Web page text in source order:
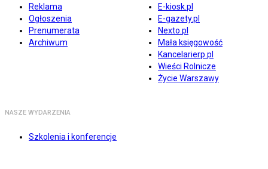
Reklama
Ogłoszenia
Prenumerata
Archiwum
E-kiosk.pl
E-gazety.pl
Nexto.pl
Mała księgowość
Kancelarierp.pl
Wieści Rolnicze
Życie Warszawy
NASZE WYDARZENIA
Szkolenia i konferencje